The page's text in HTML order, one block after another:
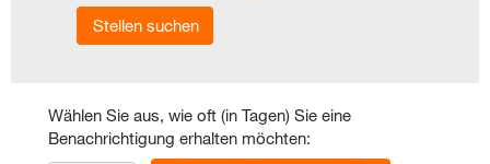
Wählen Sie aus, wie oft (in Tagen) Sie eine
Benachrichtigung erhalten möchten: